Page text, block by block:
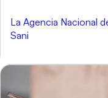
La Agencia Nacional
Sani